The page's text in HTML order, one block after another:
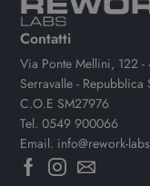
Contatti
Via Ponte Mellini, 122 -
Serravalle - Repubblica
C.O.E SM27976
Tel.0549 900066
Email. info@rework-